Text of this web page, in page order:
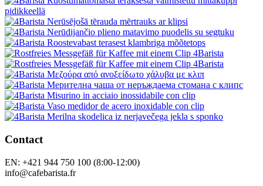
Contact
EN: +421 944 750 100 (8:00-12:00)
info@cafebarista.fr